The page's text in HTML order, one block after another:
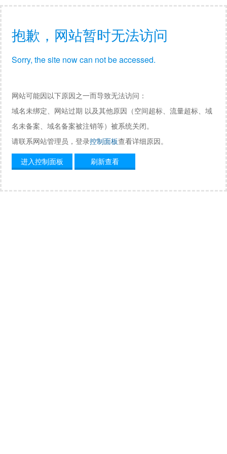
抱歉，网站暂时无法访问
Sorry, the site now can not be accessed.
网站可能因以下原因之一而导致无法访问：
域名未绑定、网站过期 以及其他原因（空间超标、流量超标、域
名未备案、域名备案被注销等）被系统关闭。
请联系网站管理员，登录控制面板查看详细原因。
进入控制面板
刷新查看